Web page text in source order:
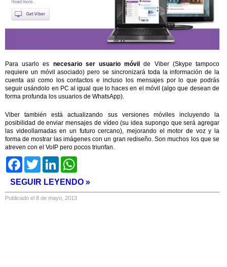
Para usarlo es necesario ser usuario móvil
de Viber (Skype tampoco
requiere un móvil asociado) pero se sincronizará toda la información de la
cuenta asi como los contactos e incluso los mensajes por lo que podrás
seguir usándolo en PC al igual que lo haces en el móvil (algo que desean de
forma profunda los usuarios de WhatsApp).
Viber también está actualizando sus versiones móviles incluyendo la
posibilidad de enviar mensajes de vídeo (su idea supongo que será agregar
las videollamadas en un futuro cercano), mejorando el motor de voz y la
forma de mostrar las imágenes con un gran rediseño. Son muchos los que se
atreven con el VoIP pero pocos triunfan.
FacebookTwitter LinkedIn
SEGUIR LEYENDO »
Publicado el 8 de mayo, 2013